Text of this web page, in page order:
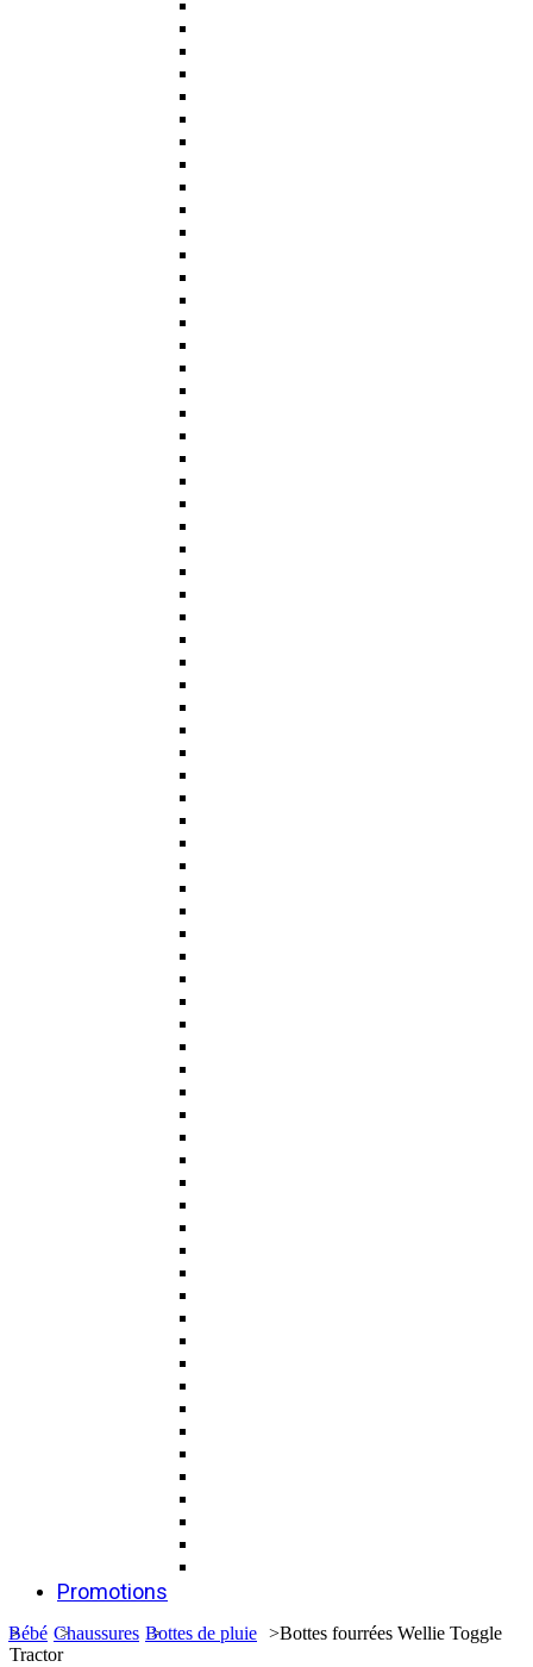
Promotions
>
Bébé >
Chaussures >
Bottes de pluie >Bottes fourrées Wellie Toggle
Tractor